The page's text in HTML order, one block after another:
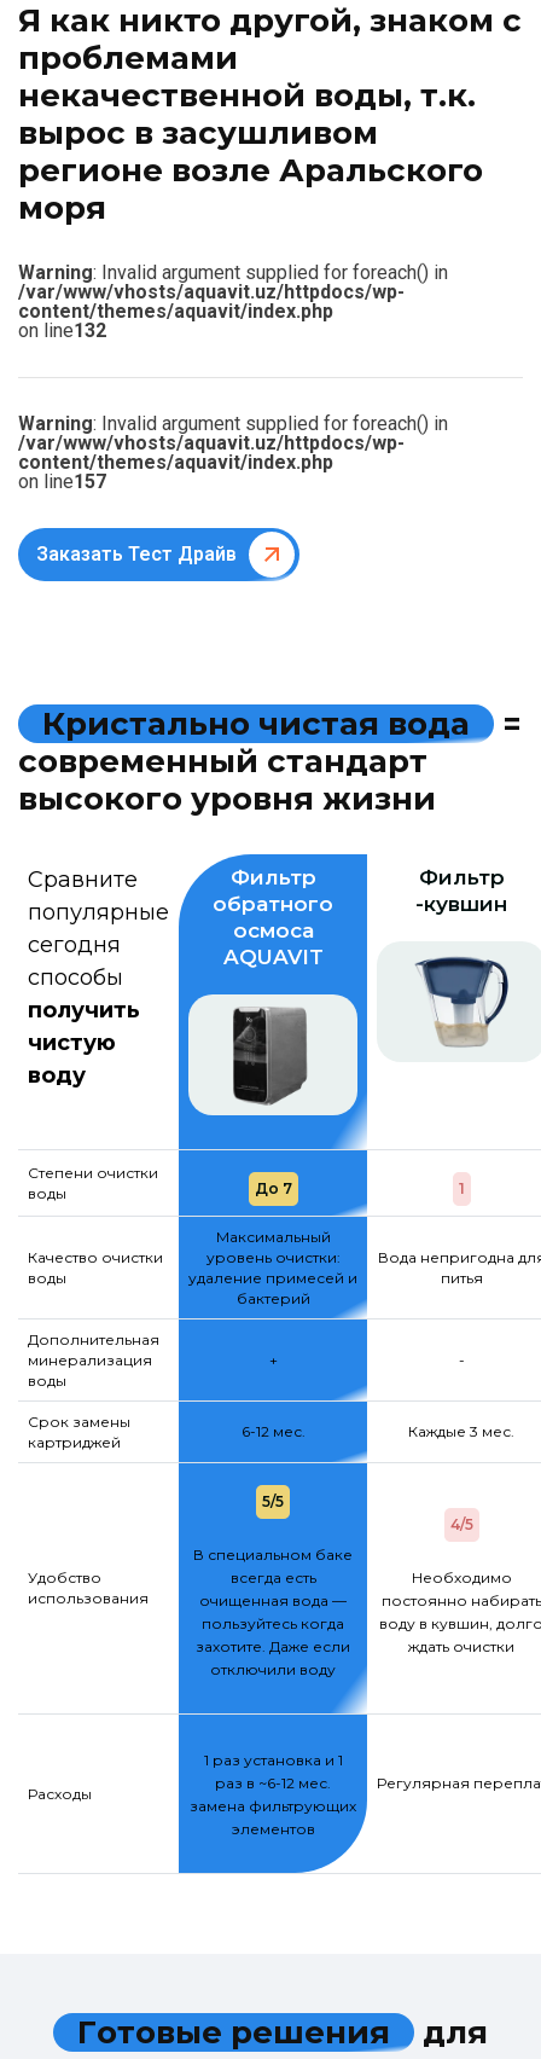
Я как никто другой, знаком c
проблемами
некачественной воды, т.к.
вырос в засушливом
регионе возле Аральского
моря
Warning: Invalid argument supplied for foreach() in
/var/www/vhosts/aquavit.uz/httpdocs/wp-
content/themes/aquavit/index.php
on line132
Warning: Invalid argument supplied for foreach() in
/var/www/vhosts/aquavit.uz/httpdocs/wp-
content/themes/aquavit/index.php
on line157
Заказать Тест Драйв
Кристально чистая вода
=
современный стандарт
высокого уровня жизни
Сравните
популярные
сегодня
способы
получить
чистую
воду
Фильтр
обратного
осмоса
AQUAVIT
Фильтр
-кувшин
Степени очистки
воды
До 7 1
Качество очистки
воды
Максимальный
уровень очистки:
удаление примесей и
бактерий
Вода непригодна
питья
Дополнительная
минерализация
воды
+ -
Срок замены
картриджей
6-12 мес. Каждые 3 мес.
Удобство
использования
5/5
В специальном баке
всегда есть
очищенная вода —
пользуйтесь когда
захотите. Даже если
отключили воду
4/5
Необходимо
постоянно набирать
воду в кувшин,
ждать очистки
Расходы
1 раз установка и 1
раз в ~6-12 мес.
замена фильтрующих
элементов
Регулярная
Готовые решения для